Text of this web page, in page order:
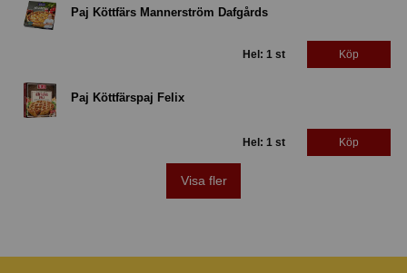
Paj Köttfärs Mannerström Dafgårds
Hel: 1 st Köp
Paj Köttfärspaj Felix
Hel: 1 st Köp
Visa fler